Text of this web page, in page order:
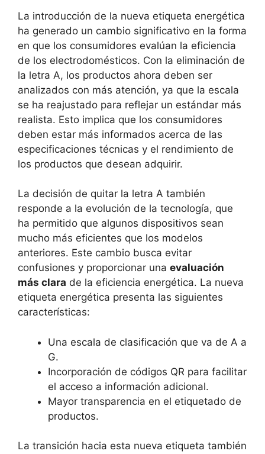
La introducción de la nueva etiqueta energética
ha generado un cambio significativo en la forma
en que los consumidores evalúan la eficiencia
de los electrodomésticos. Con la eliminación de
la letra A, los productos ahora deben ser
analizados con más atención, ya que la escala
se ha reajustado para reflejar un estándar más
realista. Esto implica que los consumidores
deben estar más informados acerca de las
especificaciones técnicas y el rendimiento de
los productos que desean adquirir.
La decisión de quitar la letra A también
responde a la evolución de la tecnología, que
ha permitido que algunos dispositivos sean
mucho más eficientes que los modelos
anteriores. Este cambio busca evitar
confusiones y proporcionar una evaluación
más clara de la eficiencia energética. La nueva
etiqueta energética presenta las siguientes
características:
Una escala de clasificación que va de A a
G.
Incorporación de códigos QR para facilitar
el acceso a información adicional.
Mayor transparencia en el etiquetado de
productos.
La transición hacia esta nueva etiqueta también